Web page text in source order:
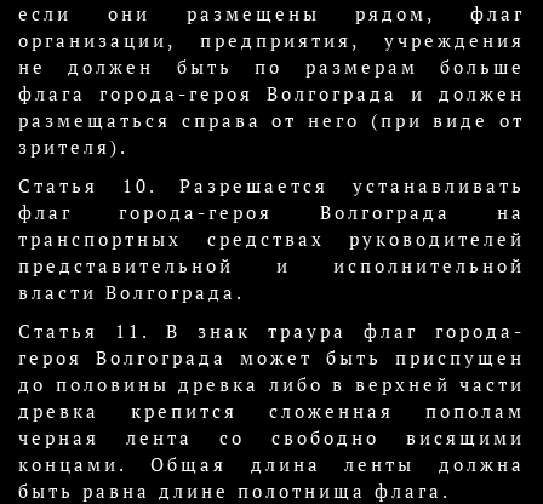
если они размещены рядом, флаг
организации, предприятия, учреждения
не должен быть по размерам больше
флага города-героя Волгограда и должен
размещаться справа от него (при виде от
зрителя).
Статья 10. Разрешается устанавливать
флаг города-героя Волгограда на
транспортных средствах руководителей
представительной и исполнительной
власти Волгограда.
Статья 11. В знак траура флаг города-
героя Волгограда может быть приспущен
до половины древка либо в верхней части
древка крепится сложенная пополам
черная лента со свободно висящими
концами. Общая длина ленты должна
быть равна длине полотнища флага.